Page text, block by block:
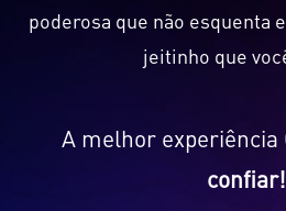
poderosa que não esquenta
jeitinho que
A melhor experiência
confiar!